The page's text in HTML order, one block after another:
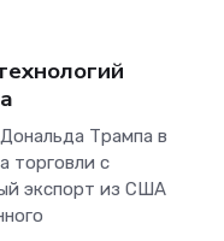
Трампа в
торговли с
экспорт из США